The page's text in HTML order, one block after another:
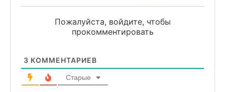
Пожалуйста, войдите, чтобы
прокомментировать
3 КОММЕНТАРИЕВ
Старые